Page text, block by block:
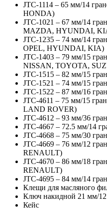
JTC-1114 – 65 мм/14
HONDA)
JTC-1021 – 67 мм/14
MAZDA, HYUNDAI,
JTC-1235 – 74 мм/14
OPEL, HYUNDAI, KIA)
JTC-1403 – 79 мм/15
NISSAN, TOYOTA,
JTC-1515 – 82 мм/15
JTC-1521 – 74 мм/15
JTC-1522 – 87 мм/16
JTC-4611 – 75 мм/15
LAND ROVER)
JTC-4612 – 93 мм/36
JTC-4667 – 72.5 мм/14
JTC-4668 – 75 мм/30
JTC-4669 – 76 мм/12
RENAULT)
JTC-4670 – 86 мм/18
RENAULT)
JTC-4695 – 84 мм/14
Клещи для масляного
Ключ накидной 21 мм/12
Кейс